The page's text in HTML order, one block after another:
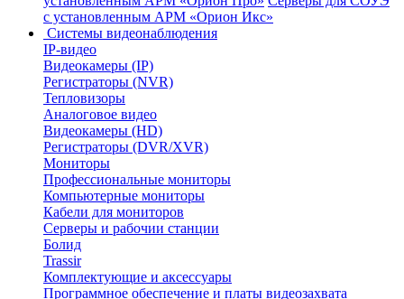
с установленным АРМ «Орион Икс»
Системы видеонаблюдения
IP-видео
Видеокамеры (IP)
Регистраторы (NVR)
Тепловизоры
Аналоговое видео
Видеокамеры (HD)
Регистраторы (DVR/XVR)
Мониторы
Профессиональные мониторы
Компьютерные мониторы
Кабели для мониторов
Серверы и рабочии станции
Болид
Trassir
Комплектующие и аксессуары
Программное обеспечение и платы видеозахвата